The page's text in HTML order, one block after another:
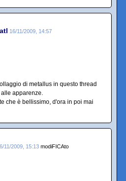
16/11/2009, 14:57
di metallus in questo thread
apparenze.
che è bellissimo, d'ora in poi mai
11/2009, 15:13 modiFICAto